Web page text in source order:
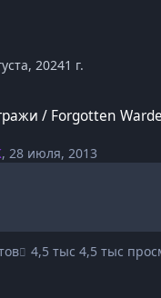
20241 г.
/ Forgotten
,28 июля, 2013
4,5 тыс